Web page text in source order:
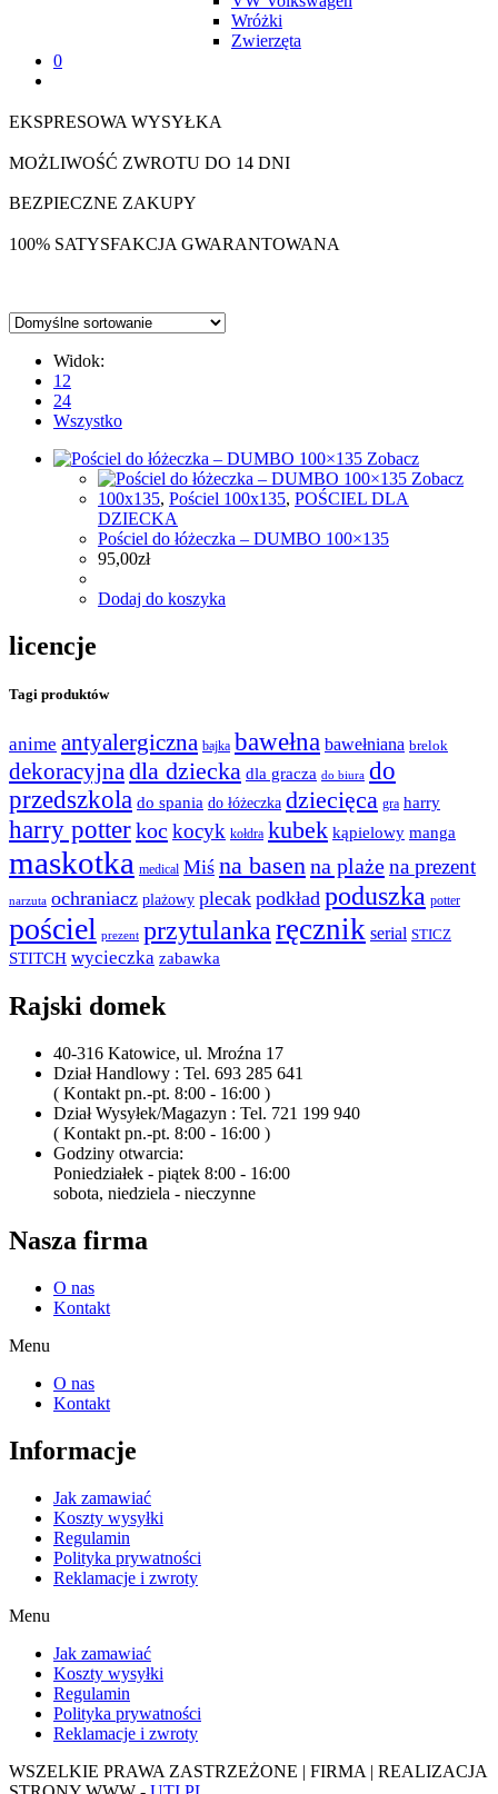
Wróżki
Zwierzęta
0
EKSPRESOWA WYSYŁKA
MOŻLIWOŚĆ ZWROTU DO 14 DNI
BEZPIECZNE ZAKUPY
100% SATYSFAKCJA GWARANTOWANA
Widok:
12
24
Wszystko
Zobacz
Zobacz
100x135, Pościel 100x135, POŚCIEL DLA
DZIECKA
Pościel do łóżeczka – DUMBO 100×135
95,00zł
Dodaj do koszyka
licencje
Tagi produktów
anime antyalergiczna bajka bawełna bawełniana brelok
dekoracyjna dla dziecka dla gracza do biura do
przedszkola do spania do łóżeczka dziecięca gra harry
harry potterkoc kocyk kołdra kubek kąpielowy manga
maskotka medical Miś na basenna plażena prezent
narzuta ochraniacz plażowy plecak podkład poduszka potter
pościel prezent przytulankaręcznik serial STICZ
STITCH wycieczka zabawka
Rajski domek
40-316 Katowice, ul. Mroźna 17
Dział Handlowy : Tel. 693 285 641
( Kontakt pn.-pt. 8:00 - 16:00 )
Dział Wysyłek/Magazyn : Tel. 721 199 940
( Kontakt pn.-pt. 8:00 - 16:00 )
Godziny otwarcia:
Poniedziałek - piątek 8:00 - 16:00
sobota, niedziela - nieczynne
Nasza firma
O nas
Kontakt
Menu
O nas
Kontakt
Informacje
Jak zamawiać
Koszty wysyłki
Regulamin
Polityka prywatności
Reklamacje i zwroty
Menu
Jak zamawiać
Koszty wysyłki
Regulamin
Polityka prywatności
Reklamacje i zwroty
WSZELKIE PRAWA ZASTRZEŻONE | FIRMA | REALIZACJA